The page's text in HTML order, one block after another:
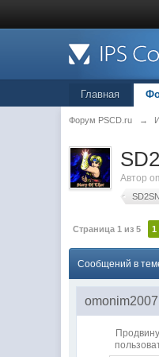
Главная
Форум PSCD.ru →
Автор
Страница 1 из 5 1
Сообщений в
omonim2007